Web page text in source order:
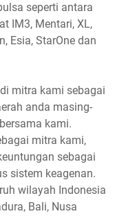
seperti antara
IM3, Mentari, XL,
Esia, StarOne dan
mitra kami sebagai
anda masing-
kami.
mitra kami,
sebagai
sistem keagenan.
wilayah Indonesia
Bali, Nusa